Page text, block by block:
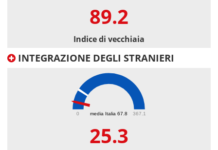
89.2
Indice di vecchiaia
INTEGRAZIONE DEGLI STRANIERI
media Italia 67.8
0 367.1
25.3